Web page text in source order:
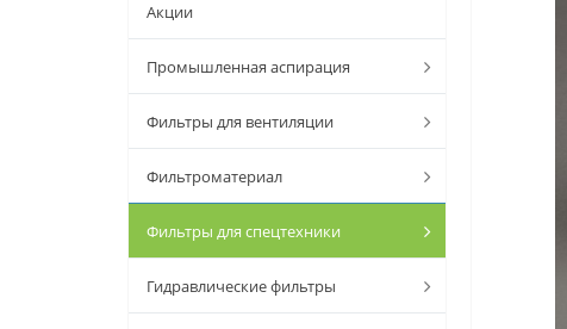
Акции
Промышленная аспирация
Фильтры для вентиляции
Фильтроматериал
Фильтры для спецтехники
Гидравлические фильтры